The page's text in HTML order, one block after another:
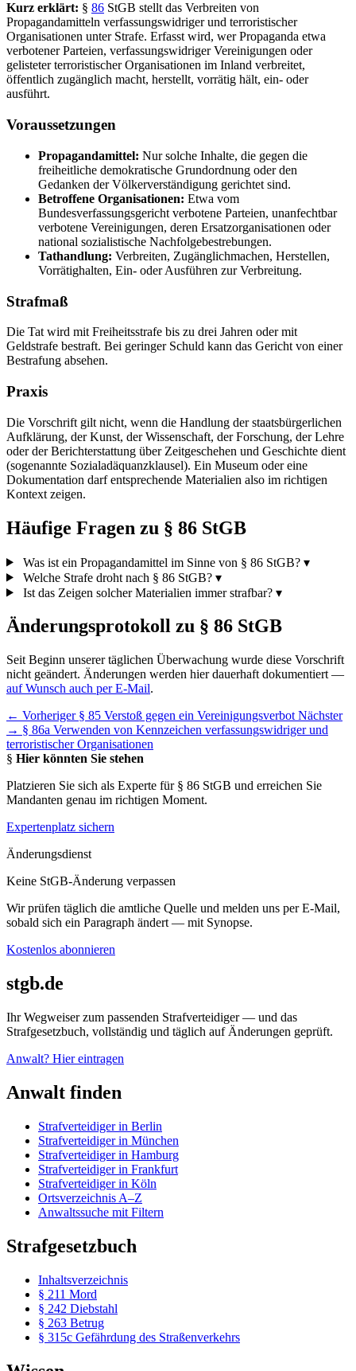
Kurz erklärt: § 86 StGB stellt das Verbreiten von
Propagandamitteln verfassungswidriger und terroristischer
Organisationen unter Strafe. Erfasst wird, wer Propaganda etwa
verbotener Parteien, verfassungswidriger Vereinigungen oder
gelisteter terroristischer Organisationen im Inland verbreitet,
öffentlich zugänglich macht, herstellt, vorrätig hält, ein- oder
ausführt.
Voraussetzungen
Propagandamittel: Nur solche Inhalte, die gegen die
freiheitliche demokratische Grundordnung oder den
Gedanken der Völkerverständigung gerichtet sind.
Betroffene Organisationen: Etwa vom
Bundesverfassungsgericht verbotene Parteien, unanfechtbar
verbotene Vereinigungen, deren Ersatzorganisationen oder
national sozialistische Nachfolgebestrebungen.
Tathandlung: Verbreiten, Zugänglichmachen, Herstellen,
Vorrätighalten, Ein- oder Ausführen zur Verbreitung.
Strafmaß
Die Tat wird mit Freiheitsstrafe bis zu drei Jahren oder mit
Geldstrafe bestraft. Bei geringer Schuld kann das Gericht von einer
Bestrafung absehen.
Praxis
Die Vorschrift gilt nicht, wenn die Handlung der staatsbürgerlichen
Aufklärung, der Kunst, der Wissenschaft, der Forschung, der Lehre
oder der Berichterstattung über Zeitgeschehen und Geschichte dient
(sogenannte Sozialadäquanzklausel). Ein Museum oder eine
Dokumentation darf entsprechende Materialien also im richtigen
Kontext zeigen.
Häufige Fragen zu § 86 StGB
Was ist ein Propagandamittel im Sinne von § 86 StGB? ▾
Welche Strafe droht nach § 86 StGB? ▾
Ist das Zeigen solcher Materialien immer strafbar? ▾
Änderungsprotokoll zu § 86 StGB
Seit Beginn unserer täglichen Überwachung wurde diese Vorschrift
nicht geändert. Änderungen werden hier dauerhaft dokumentiert —
auf Wunsch auch per E-Mail.
← Vorheriger § 85 Verstoß gegen ein Vereinigungsverbot Nächster
→ § 86a Verwenden von Kennzeichen verfassungswidriger und
terroristischer Organisationen
§ Hier könnten Sie stehen
Platzieren Sie sich als Experte für § 86 StGB und erreichen Sie
Mandanten genau im richtigen Moment.
Expertenplatz sichern
Änderungsdienst
Keine StGB-Änderung verpassen
Wir prüfen täglich die amtliche Quelle und melden uns per E-Mail,
sobald sich ein Paragraph ändert — mit Synopse.
Kostenlos abonnieren
stgb.de
Ihr Wegweiser zum passenden Strafverteidiger — und das
Strafgesetzbuch, vollständig und täglich auf Änderungen geprüft.
Anwalt? Hier eintragen
Anwalt finden
Strafverteidiger in Berlin
Strafverteidiger in München
Strafverteidiger in Hamburg
Strafverteidiger in Frankfurt
Strafverteidiger in Köln
Ortsverzeichnis A–Z
Anwaltssuche mit Filtern
Strafgesetzbuch
Inhaltsverzeichnis
§ 211 Mord
§ 242 Diebstahl
§ 263 Betrug
§ 315c Gefährdung des Straßenverkehrs